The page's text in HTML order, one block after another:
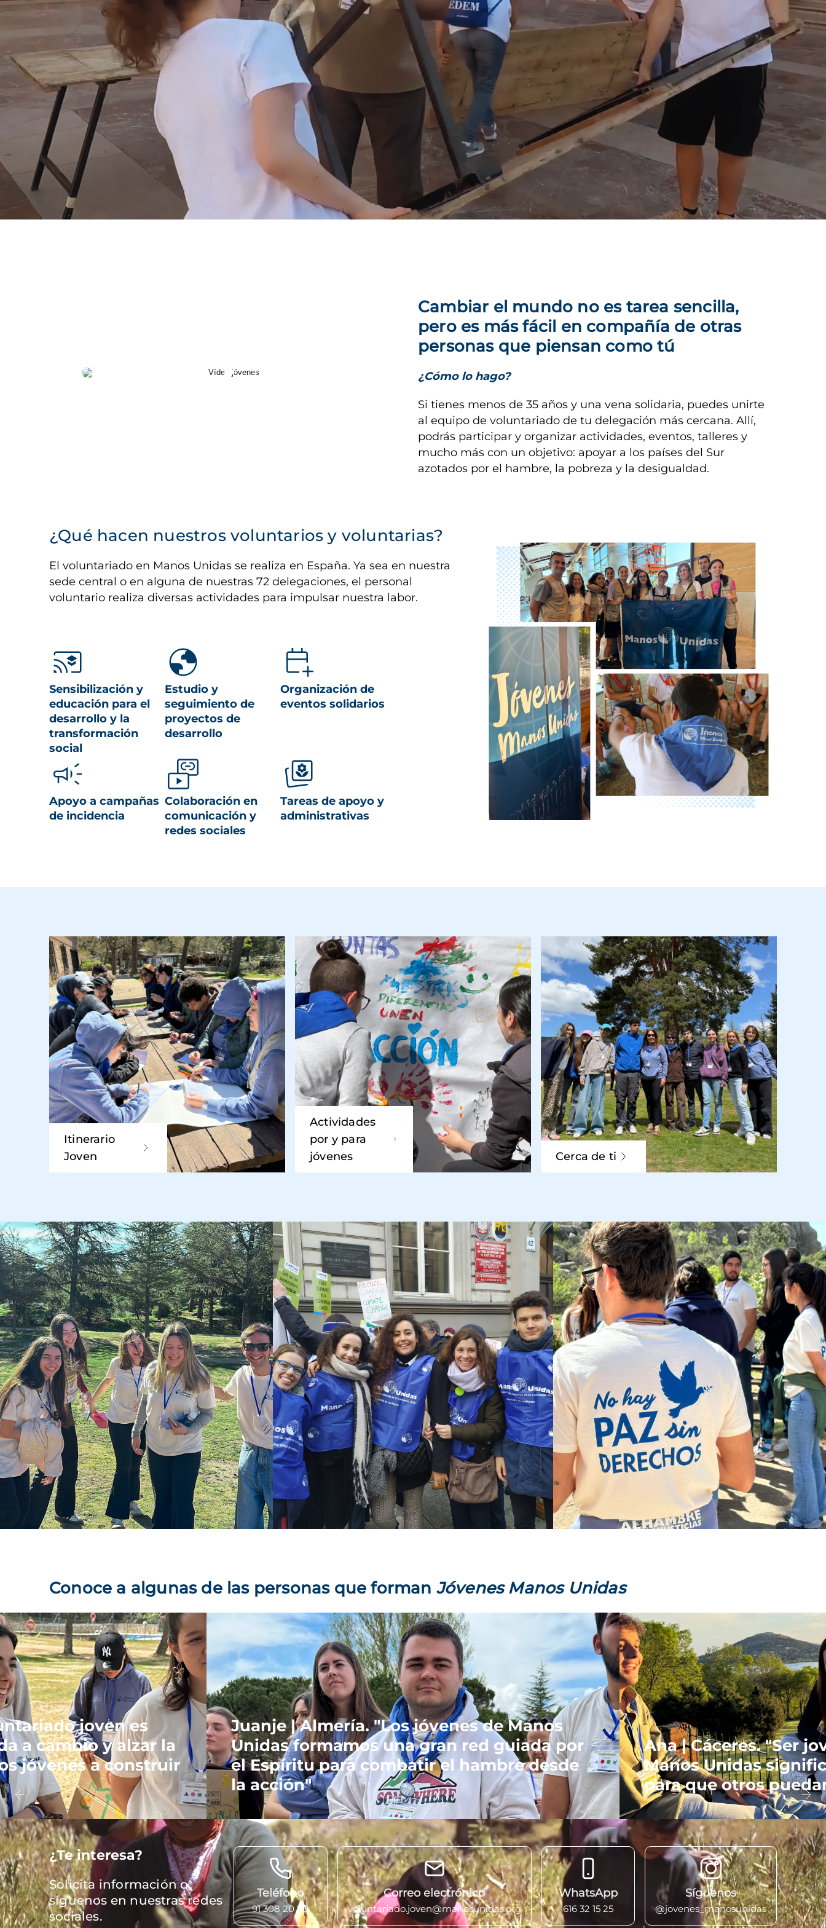
Cambiar el mundo no es tarea sencilla,
pero es más fácil en compañía de otras
personas que piensan como tú
¿Cómo lo hago?
Si tienes menos de 35 años y una vena solidaria, puedes unirte
al equipo de voluntariado de tu delegación más cercana. Allí,
podrás participar y organizar actividades, eventos, talleres y
mucho más con un objetivo: apoyar a los países del Sur
azotados por el hambre, la pobreza y la desigualdad.
¿Qué hacen nuestros voluntarios y voluntarias?
El voluntariado en Manos Unidas se realiza en España. Ya sea en nuestra
sede central o en alguna de nuestras 72 delegaciones, el personal
voluntario realiza diversas actividades para impulsar nuestra labor.
Sensibilización y
educación para el
desarrollo y la
transformación
social
Estudio y
seguimiento de
proyectos de
desarrollo
Organización de
eventos solidarios
Apoyo a campañas
de incidencia
Colaboración en
comunicación y
redes sociales
Tareas de apoyo y
administrativas
Imagen
Itinerario
Joven
Actividades
por y para
jóvenes
Cerca de ti
Conoce a algunas de las personas que forman Jóvenes Manos Unidas
joven es
a cambio y alzar la
jóvenes a construir
Juanje | Almería. "Los jóvenes de Manos
Unidas formamos una gran red guiada por
el Espíritu para combatir el hambre desde
la acción"
Ana | Cáceres. "Ser
Manos Unidas
para que otros
Archivo
de
vídeo
¿Te interesa?
Solicita información o
síguenos en nuestras redes
sociales.
Teléfono
91 308 20 20
Correo electrónico
voluntariado.joven@manosunidas.org
WhatsApp
616 32 15 25
Síguenos
@jovenes_manosunidas